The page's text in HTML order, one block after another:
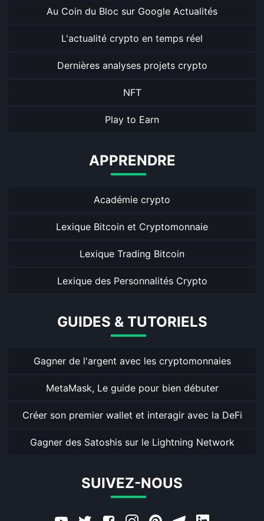
Au Coin du Bloc sur Google Actualités
L'actualité crypto en temps réel
Dernières analyses projets crypto
NFT
Play to Earn
APPRENDRE
Académie crypto
Lexique Bitcoin et Cryptomonnaie
Lexique Trading Bitcoin
Lexique des Personnalités Crypto
GUIDES & TUTORIELS
Gagner de l'argent avec les cryptomonnaies
MetaMask, Le guide pour bien débuter
Créer son premier wallet et interagir avec la DeFi
Gagner des Satoshis sur le Lightning Network
SUIVEZ-NOUS